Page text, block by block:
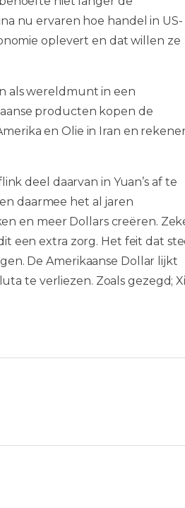
nu ervaren hoe handel in US-
oplevert en dat willen ze
als wereldmunt in een
producten kopen de
en Olie in Iran en
deel daarvan in Yuan’s af te
daarmee het al jaren
en meer Dollars creëren.
een extra zorg. Het feit dat
De Amerikaanse Dollar lijkt
te verliezen. Zoals gezegd;